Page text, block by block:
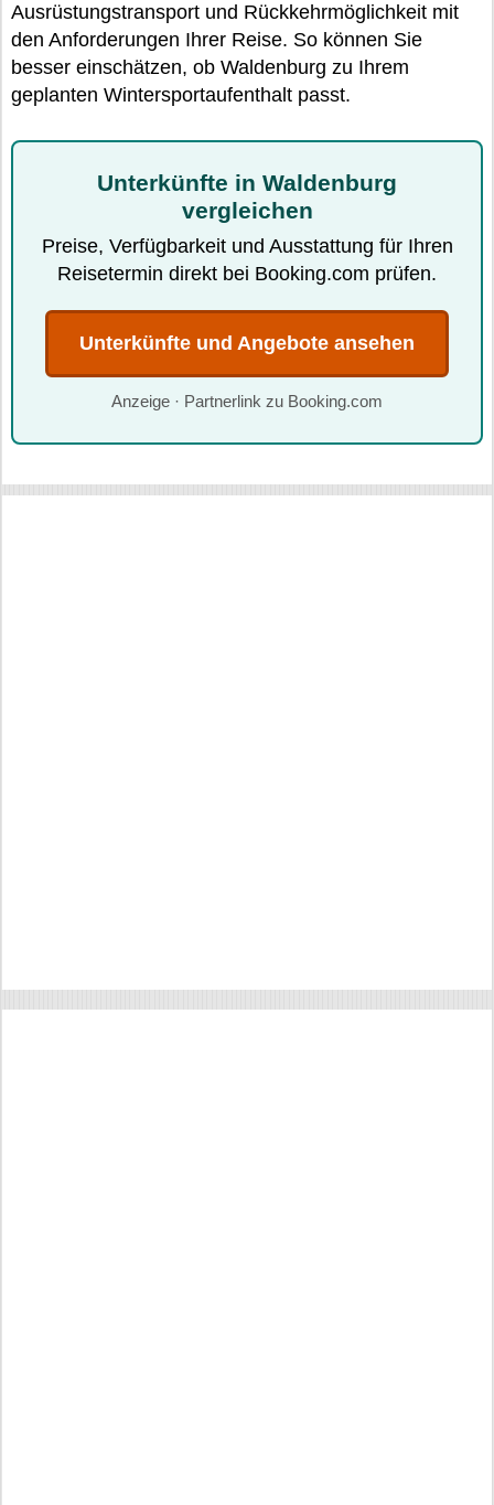
Ausrüstungstransport und Rückkehrmöglichkeit mit
den Anforderungen Ihrer Reise. So können Sie
besser einschätzen, ob Waldenburg zu Ihrem
geplanten Wintersportaufenthalt passt.
Unterkünfte in Waldenburg
vergleichen
Preise, Verfügbarkeit und Ausstattung für Ihren
Reisetermin direkt bei Booking.com prüfen.
Unterkünfte und Angebote ansehen
Anzeige · Partnerlink zu Booking.com